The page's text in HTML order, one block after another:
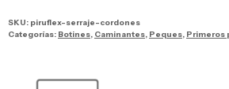
SKU: piruflex-serraje-cordones
Categorías: Botines Caminantes Peques Primeros